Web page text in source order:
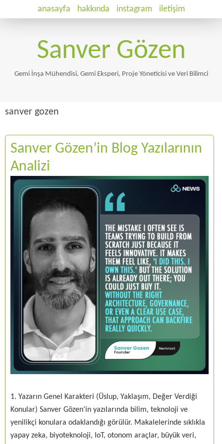
anasayfa hakkında instagram iletişim
Sanver Gözen
Gemi İnşa Mühendisi, Gemi Eksperi, Proje Yöneticisi ve Veri Bilimci
sanver gozen
Sanver Gözen’in Blog Yazılarının
Analizi
1. Yazarın Genel Karakteri (Üslup, Yaklaşım, Değer Verdiği
Konular) Sanver Gözen’in yazılarında bilim, teknoloji ve
yenilikçi konulara odaklandığı görülür. Makalelerinde sıklıkla
yapay zeka, biyoteknoloji, IoT, otonom araçlar, büyük veri,